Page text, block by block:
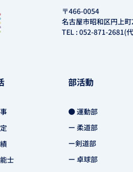
〒466-0054
名古屋市昭和区円上
TEL : 052-871-2681(
士
部活動
● 運動部
ー 柔道部
ー剣道部
ー 卓球部